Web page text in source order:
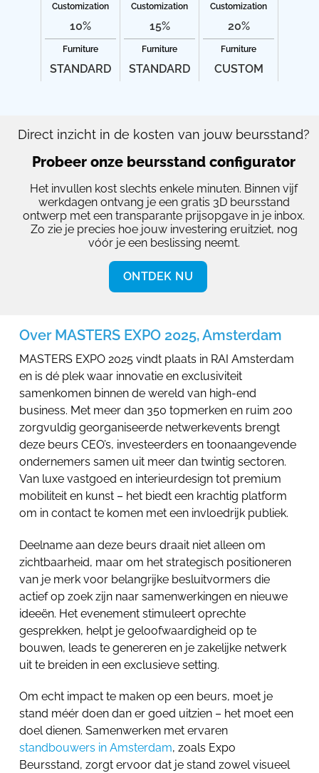
Customization
10%
Furniture
STANDARD
Customization
15%
Furniture
STANDARD
Customization
20%
Furniture
CUSTOM
Direct inzicht in de kosten van jouw beursstand?
Probeer onze beursstand configurator
Het invullen kost slechts enkele minuten. Binnen vijf
werkdagen ontvang je een gratis 3D beursstand
ontwerp met een transparante prijsopgave in je inbox.
Zo zie je precies hoe jouw investering eruitziet, nog
vóór je een beslissing neemt.
ONTDEK NU
Over MASTERS EXPO 2025, Amsterdam
MASTERS EXPO 2025 vindt plaats in RAI Amsterdam
en is dé plek waar innovatie en exclusiviteit
samenkomen binnen de wereld van high-end
business. Met meer dan 350 topmerken en ruim 200
zorgvuldig georganiseerde netwerkevents brengt
deze beurs CEO’s, investeerders en toonaangevende
ondernemers samen uit meer dan twintig sectoren.
Van luxe vastgoed en interieurdesign tot premium
mobiliteit en kunst – het biedt een krachtig platform
om in contact te komen met een invloedrijk publiek.
Deelname aan deze beurs draait niet alleen om
zichtbaarheid, maar om het strategisch positioneren
van je merk voor belangrijke besluitvormers die
actief op zoek zijn naar samenwerkingen en nieuwe
ideeën. Het evenement stimuleert oprechte
gesprekken, helpt je geloofwaardigheid op te
bouwen, leads te genereren en je zakelijke netwerk
uit te breiden in een exclusieve setting.
Om echt impact te maken op een beurs, moet je
stand méér doen dan er goed uitzien – het moet een
doel dienen. Samenwerken met ervaren
standbouwers in Amsterdam, zoals Expo
Beursstand, zorgt ervoor dat je stand zowel visueel